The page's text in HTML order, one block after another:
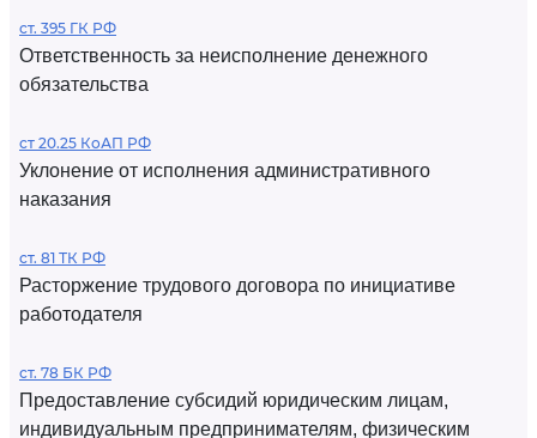
ст. 395 ГК РФ
Ответственность за неисполнение денежного
обязательства
ст 20.25 КоАП РФ
Уклонение от исполнения административного
наказания
ст. 81 ТК РФ
Расторжение трудового договора по инициативе
работодателя
ст. 78 БК РФ
Предоставление субсидий юридическим лицам,
индивидуальным предпринимателям, физическим